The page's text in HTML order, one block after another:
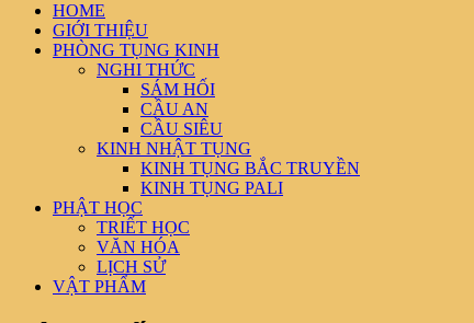
HOME
GIỚI THIỆU
PHÒNG TỤNG KINH
NGHI THỨC
SÁM HỐI
CẦU AN
CẦU SIÊU
KINH NHẬT TỤNG
KINH TỤNG BẮC TRUYỀN
KINH TỤNG PALI
PHẬT HỌC
TRIẾT HỌC
VĂN HÓA
LỊCH SỬ
VẬT PHẨM